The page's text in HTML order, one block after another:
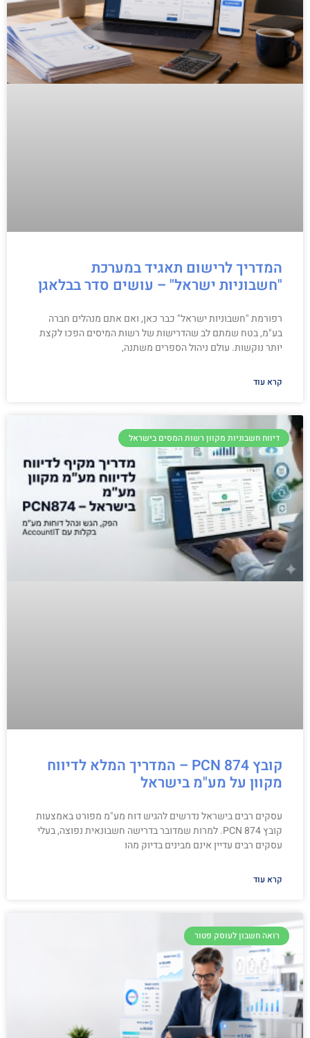
המדריך לרישום תאגיד במערכת
"חשבוניות ישראל" – עושים סדר בבלאגן
רפורמת "חשבוניות ישראל" כבר כאן, ואם אתם מנהלים חברה
בע"מ, בטח שמתם לב שהדרישות של רשות המיסים הפכו לקצת
יותר נוקשות. עולם ניהול הספרים משתנה,
קרא עוד
דיווח חשבוניות מקוון רשות המסים בישראל
קובץ PCN 874 – המדריך המלא לדיווח
מקוון על מע"מ בישראל
עסקים רבים בישראל נדרשים להגיש דוח מע"מ מפורט באמצעות
קובץ PCN 874. למרות שמדובר בדרישה חשבונאית נפוצה, בעלי
עסקים רבים עדיין אינם מבינים בדיוק מהו
קרא עוד
רואה חשבון לעוסק פטור